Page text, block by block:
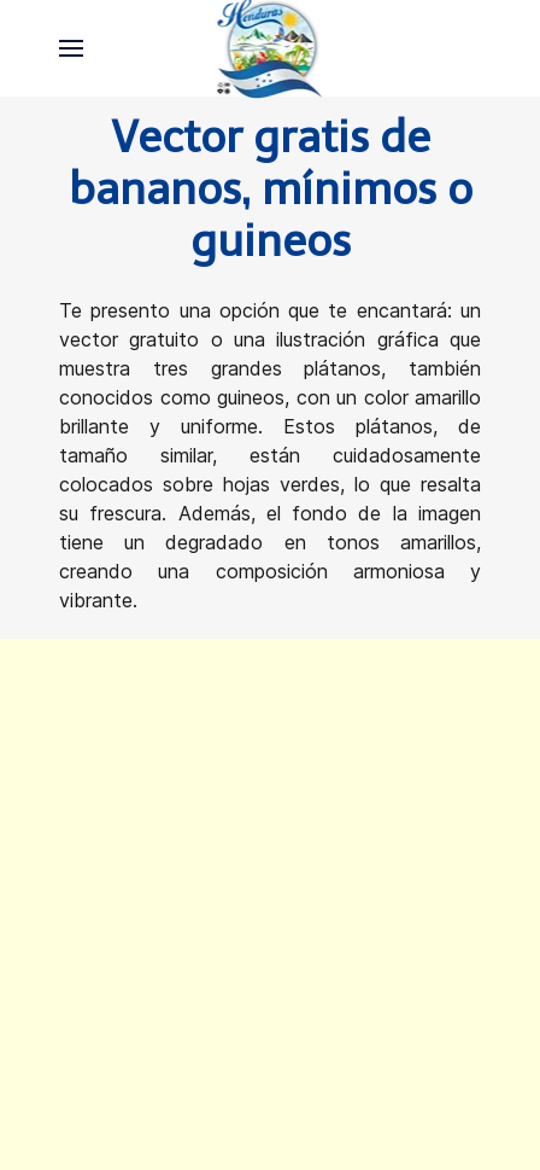
Vector gratis de
bananos, mínimos o
guineos
Te presento una opción que te encantará: un
vector gratuito o una ilustración gráfica que
muestra tres grandes plátanos, también
conocidos como guineos, con un color amarillo
brillante y uniforme. Estos plátanos, de
tamaño similar, están cuidadosamente
colocados sobre hojas verdes, lo que resalta
su frescura. Además, el fondo de la imagen
tiene un degradado en tonos amarillos,
creando una composición armoniosa y
vibrante.